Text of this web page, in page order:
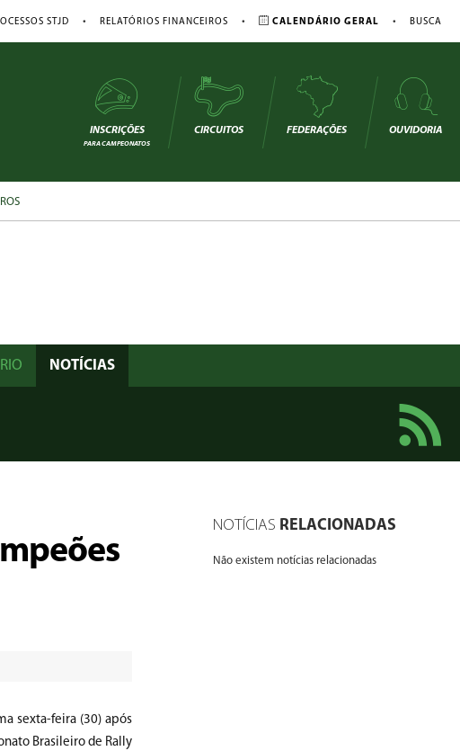
STJD • RELATÓRIOS FINANCEIROS • CALENDÁRIO GERAL • BUSCA
INSCRIÇÕES
PARA CAMPEONATOS
CIRCUITOS FEDERAÇÕES OUVIDORIA
NOTÍCIAS
sexta-feira (30) após
Brasileiro de Rally
NOTÍCIAS RELACIONADAS
Não existem notícias relacionadas